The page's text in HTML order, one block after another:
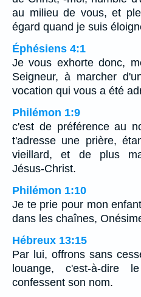
au milieu de vous, et
égard quand je suis
Éphésiens 4:1
Je vous exhorte donc,
Seigneur, à marcher
vocation qui vous a été
Philémon 1:9
c'est de préférence au
t'adresse une prière,
vieillard, et de plus
Jésus-Christ.
Philémon 1:10
Je te prie pour mon
dans les chaînes,
Hébreux 13:15
Par lui, offrons sans
louange, c'est-à-
confessent son nom.